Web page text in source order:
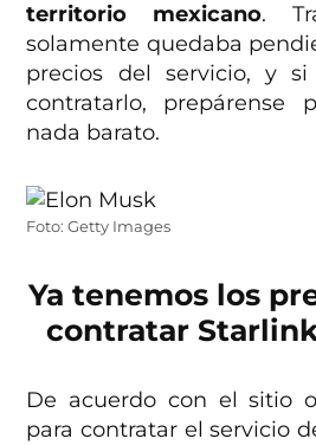
territorio mexicano.
solamente quedaba
precios del servicio, y si
contratarlo, prepárense
nada barato.
Foto: Getty Images
Ya tenemos los
contratar
De acuerdo con el sitio
para contratar el servicio